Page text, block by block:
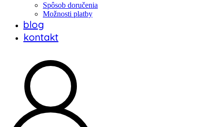
Spôsob doručenia
Možnosti platby
blog
kontakt